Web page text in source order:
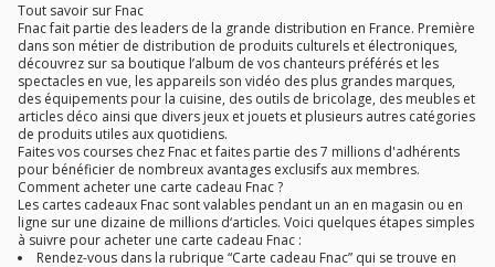
Tout savoir sur Fnac
Fnac fait partie des leaders de la grande distribution en France. Première
dans son métier de distribution de produits culturels et électroniques,
découvrez sur sa boutique l’album de vos chanteurs préférés et les
spectacles en vue, les appareils son vidéo des plus grandes marques,
des équipements pour la cuisine, des outils de bricolage, des meubles et
articles déco ainsi que divers jeux et jouets et plusieurs autres catégories
de produits utiles aux quotidiens.
Faites vos courses chez Fnac et faites partie des 7 millions d'adhérents
pour bénéficier de nombreux avantages exclusifs aux membres.
Comment acheter une carte cadeau Fnac ?
Les cartes cadeaux Fnac sont valables pendant un an en magasin ou en
ligne sur une dizaine de millions d‘articles. Voici quelques étapes simples
à suivre pour acheter une carte cadeau Fnac :
Rendez-vous dans la rubrique “Carte cadeau Fnac” qui se trouve en